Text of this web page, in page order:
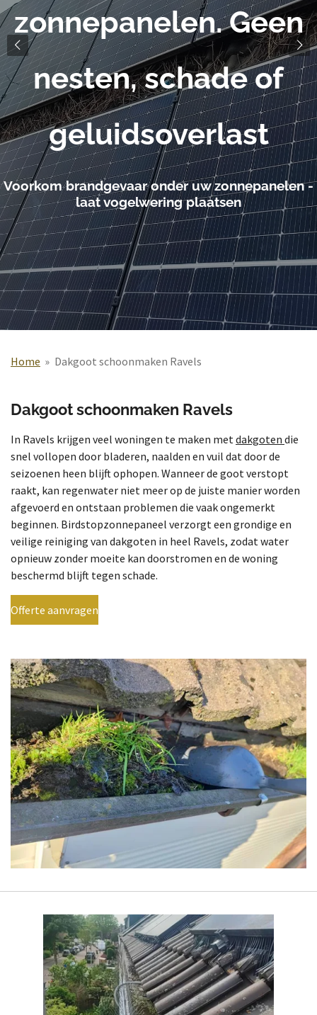
zonnepanelen. Geen
nesten, schade of
geluidsoverlast
Voorkom brandgevaar onder uw zonnepanelen -
laat vogelwering plaatsen
Home » Dakgoot schoonmaken Ravels
Dakgoot schoonmaken Ravels
In Ravels krijgen veel woningen te maken metdakgoten die
snel vollopen door bladeren, naalden en vuil dat door de
seizoenen heen blijft ophopen. Wanneer de goot verstopt
raakt, kan regenwater niet meer op de juiste manier worden
afgevoerd en ontstaan problemen die vaak ongemerkt
beginnen. Birdstopzonnepaneel verzorgt een grondige en
veilige reiniging van dakgoten in heel Ravels, zodat water
opnieuw zonder moeite kan doorstromen en de woning
beschermd blijft tegen schade.
Offerte aanvragen